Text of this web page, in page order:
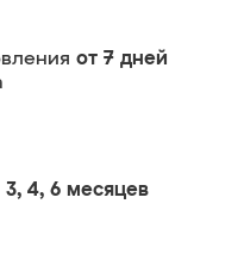
от 7 дней
3, 4, 6 месяцев